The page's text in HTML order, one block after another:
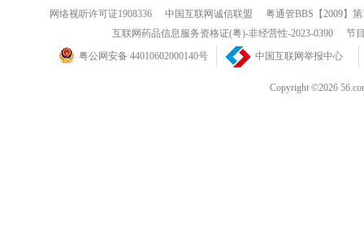
网络视听许可证1908336 中国互联网诚信联盟
粤通管BBS【2009】
互联网药品信息服务资格证(粤)-非经营性-2023-0390
节
粤公网安备 44010602000140号
中国互联网举报中心
Copyright ©2026